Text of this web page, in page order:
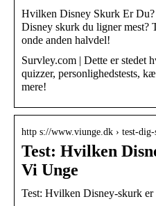
Hvilken Disney Skurk Er
Disney skurk du ligner mest?
onde anden halvdel!
Survley.com | Dette er stedet
quizzer, personlighedstests,
mere!
http s://www.viunge.dk › test-
Test: Hvilken
Vi Unge
Test: Hvilken Disney-skurk